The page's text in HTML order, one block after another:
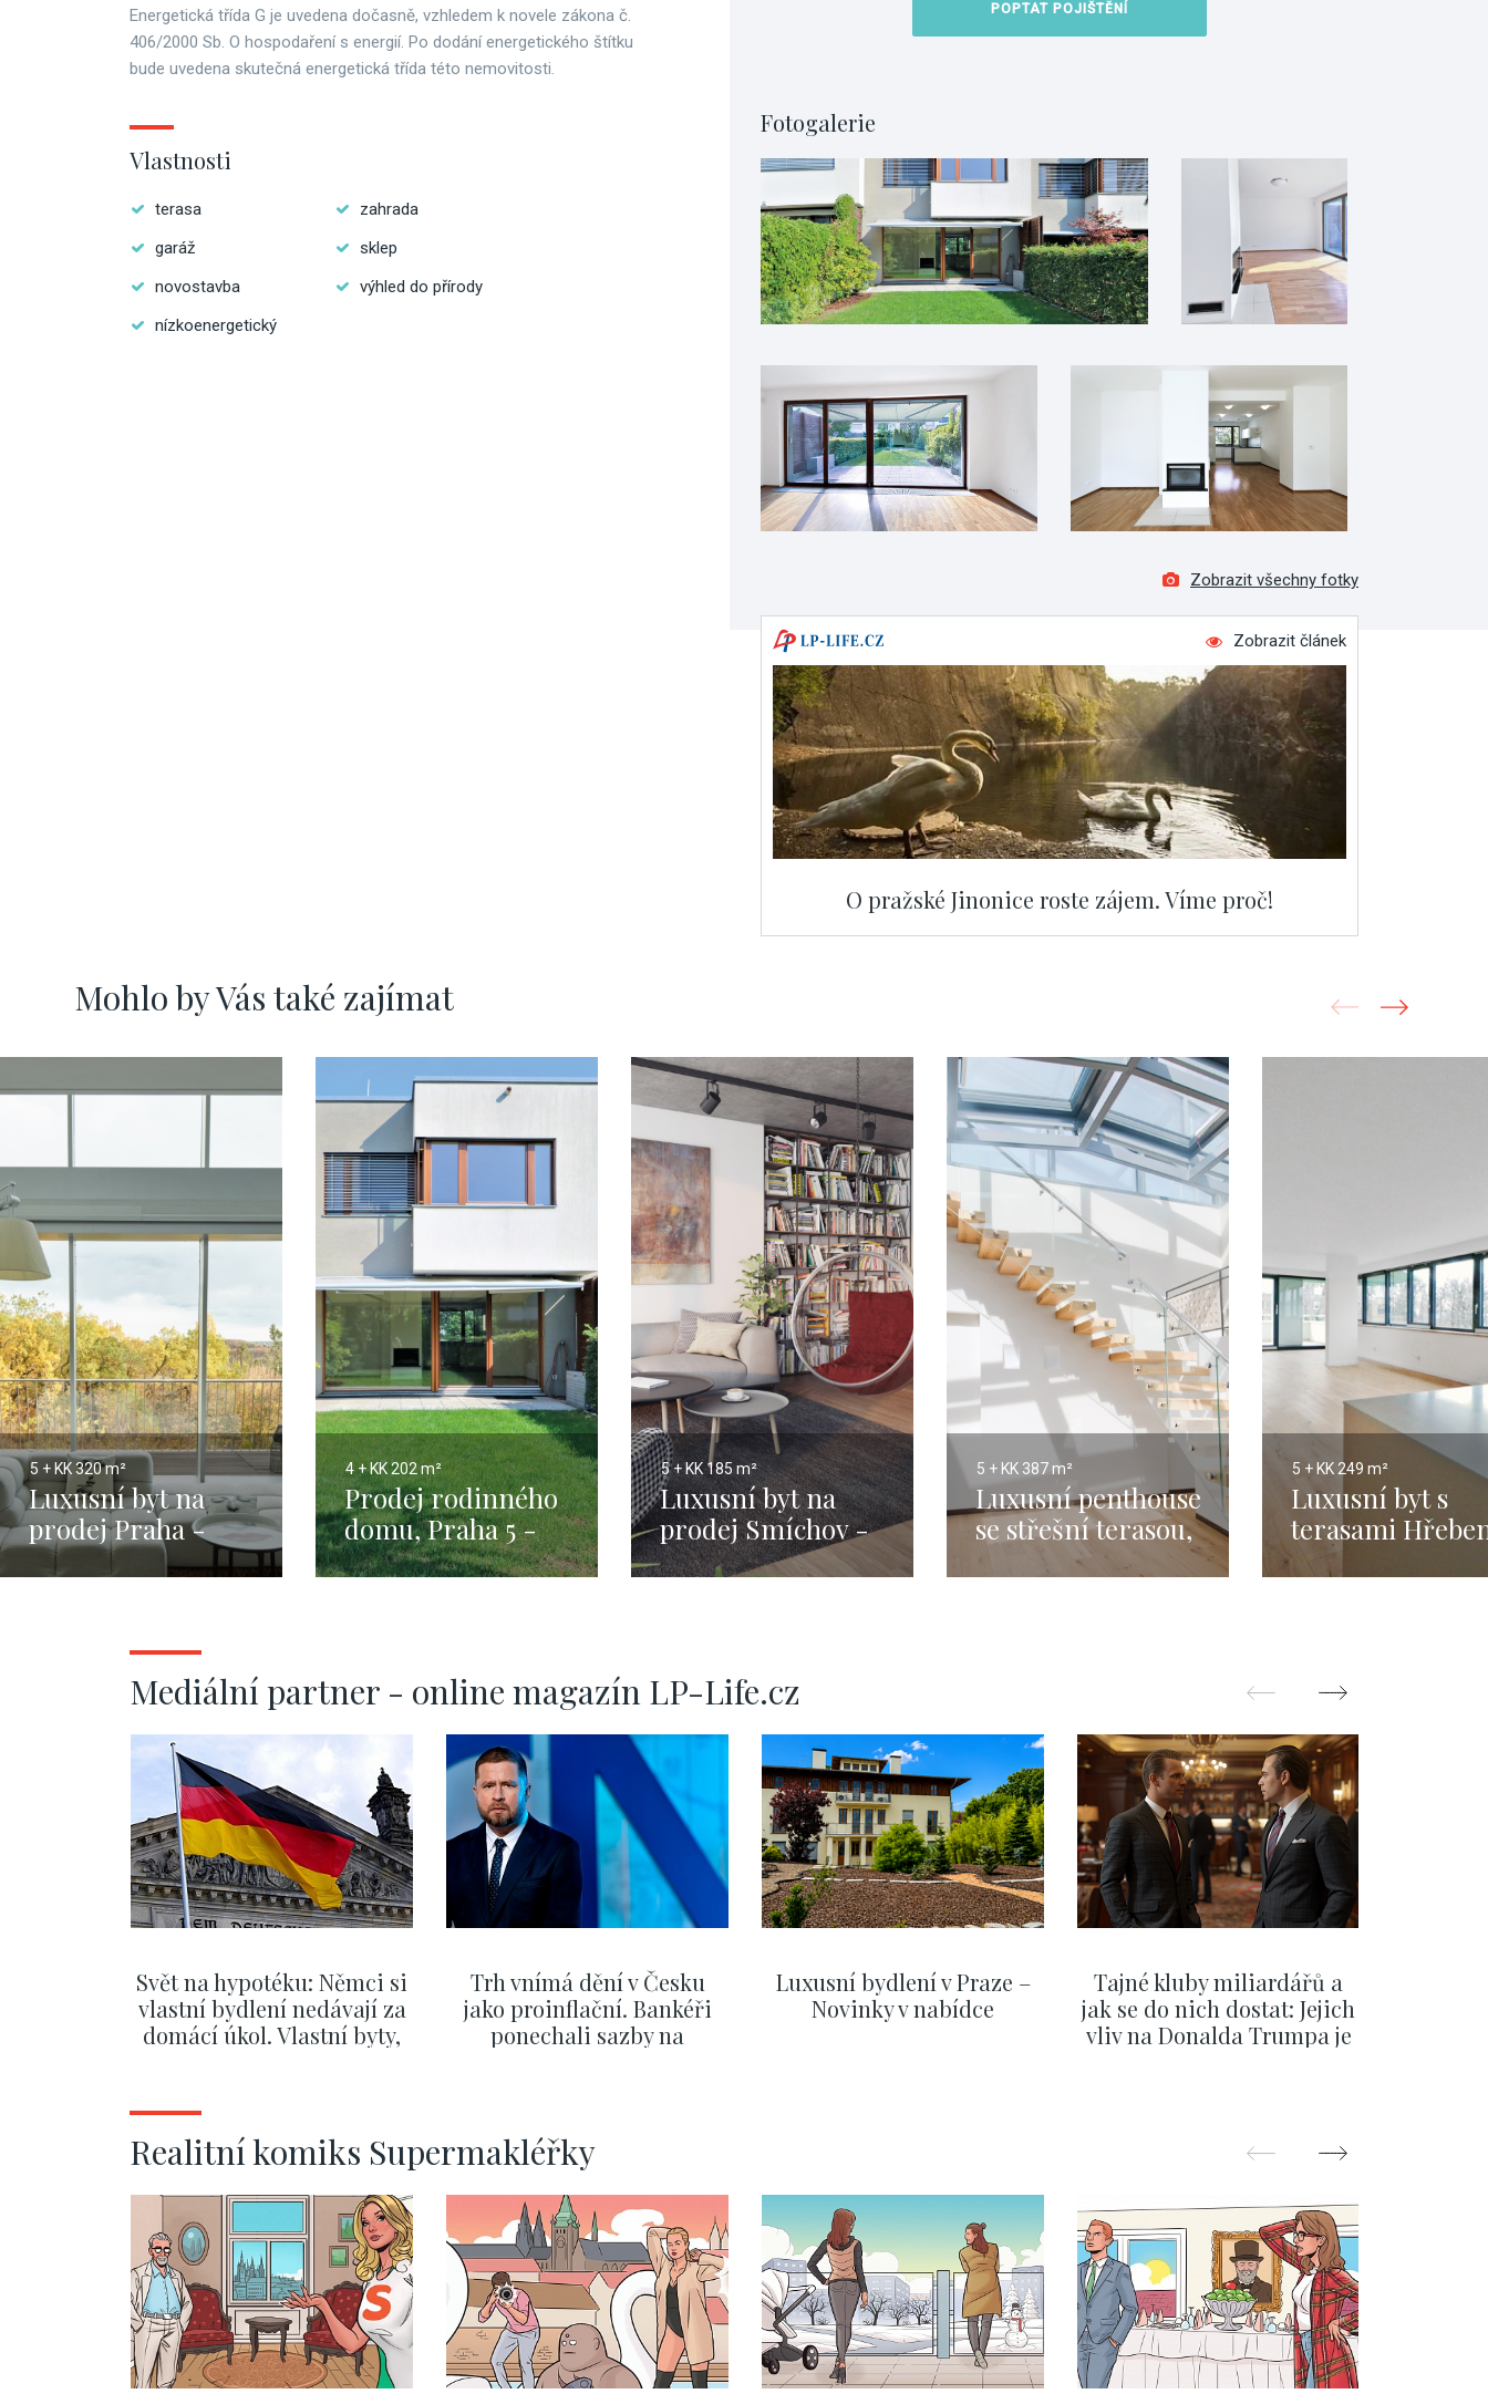
POPTAT POJIŠTĚNÍ
Fotogalerie
Zobrazit všechny fotky
Zobrazit článek
O pražské Jinonice roste zájem. Víme proč!
Energetická třída G je uvedena dočasně, vzhledem k novele zákona č.
406/2000 Sb. O hospodaření s energií. Po dodání energetického štítku
bude uvedena skutečná energetická třída této nemovitosti.
Vlastnosti
terasa
zahrada
garáž
sklep
novostavba
výhled do přírody
nízkoenergetický
Mohlo by Vás také zajímat
5 + KK320 m²
Luxusní byt na
prodej Praha -
320m
4 + KK202 m²
Prodej rodinného
domu, Praha 5 -
Jinonice - 220m
5 + KK185 m²
Luxusní byt na
prodej Smíchov -
Praha 5 - 185m
5 + KK 387 m²
Luxusní penthouse
se střešní terasou,
Praha 5 -
5 + KK 249 m²
Luxusní byt s
terasami
- 248m
Mediální partner - online magazín LP-Life.cz
Svět na hypotéku: Němci si
vlastní bydlení nedávají za
domácí úkol. Vlastní byty,
Trh vnímá dění v Česku
jako proinflační. Bankéři
ponechali sazby na
Luxusní bydlení v Praze –
Novinky v nabídce
Tajné kluby miliardářů a
jak se do nich dostat: Jejich
vliv na Donalda Trumpa je
Realitní komiks Supermakléřky